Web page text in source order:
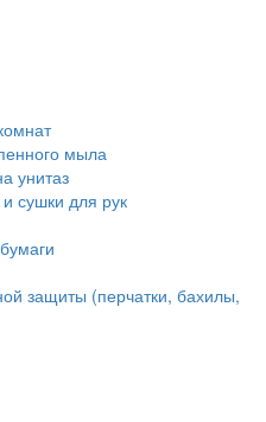
мыла
унитаз
сушки для рук
защиты (перчатки, бахилы,